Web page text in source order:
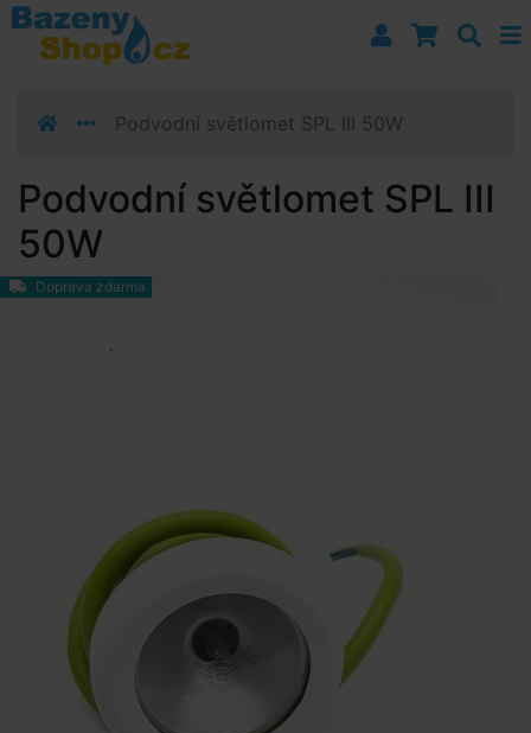
Přejít k navigaci
Přejít na obsah
Přejít k postrannímu sloupci
Podvodní světlomet SPL III 50W
Podvodní světlomet SPL III
50W
Doprava zdarma